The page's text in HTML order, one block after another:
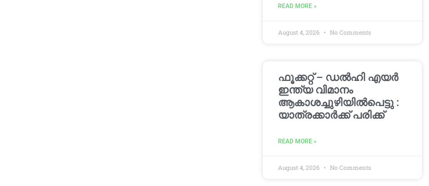
READ MORE »
August 4, 2026 No Comments
ഫൂക്കറ്റ് – ഡൽഹി എയര്‍
ഇന്ത്യ വിമാനം
ആകാശച്ചുഴിയില്‍പെട്ടു :
യാത്രക്കാര്‍ക്ക് പരിക്ക്
READ MORE »
August 4, 2026 No Comments